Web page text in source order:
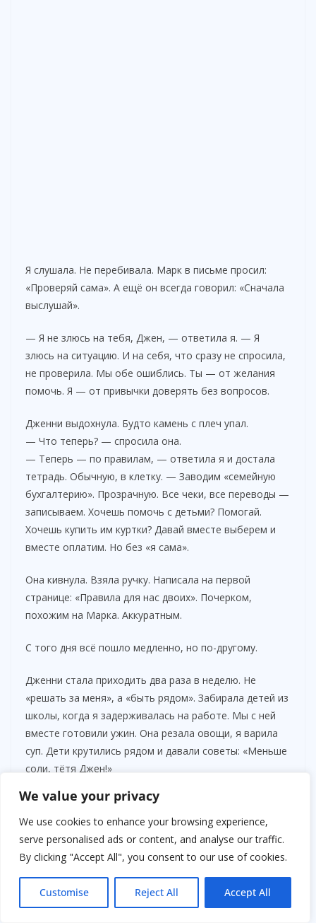
We value your privacy
We use cookies to enhance your browsing experience,
serve personalised ads or content, and analyse our traffic.
By clicking "Accept All", you consent to our use of cookies.
Customise Reject All Accept All
Я слушала. Не перебивала. Марк в письме просил:
«Проверяй сама». А ещё он всегда говорил: «Сначала
выслушай».
— Я не злюсь на тебя, Джен, — ответила я. — Я
злюсь на ситуацию. И на себя, что сразу не спросила,
не проверила. Мы обе ошиблись. Ты — от желания
помочь. Я — от привычки доверять без вопросов.
Дженни выдохнула. Будто камень с плеч упал.
— Что теперь? — спросила она.
— Теперь — по правилам, — ответила я и достала
тетрадь. Обычную, в клетку. — Заводим «семейную
бухгалтерию». Прозрачную. Все чеки, все переводы —
записываем. Хочешь помочь с детьми? Помогай.
Хочешь купить им куртки? Давай вместе выберем и
вместе оплатим. Но без «я сама».
Она кивнула. Взяла ручку. Написала на первой
странице: «Правила для нас двоих». Почерком,
похожим на Марка. Аккуратным.
С того дня всё пошло медленно, но по-другому.
Дженни стала приходить два раза в неделю. Не
«решать за меня», а «быть рядом». Забирала детей из
школы, когда я задерживалась на работе. Мы с ней
вместе готовили ужин. Она резала овощи, я варила
суп. Дети крутились рядом и давали советы: «Меньше
соли, тётя Джен!»